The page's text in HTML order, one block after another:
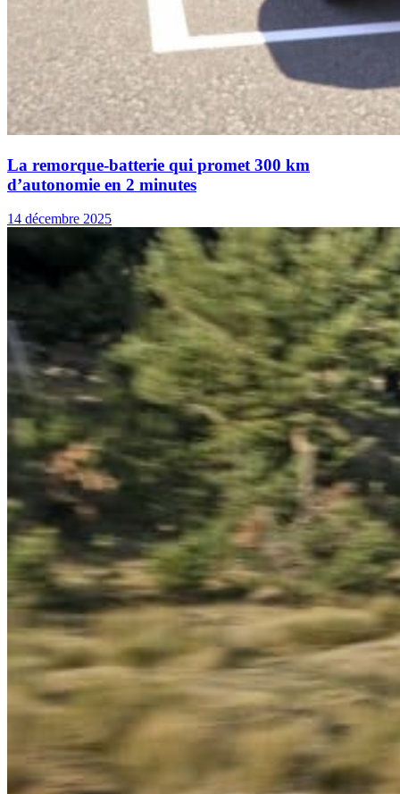
La remorque-batterie qui promet 300 km
d’autonomie en 2 minutes
14 décembre 2025